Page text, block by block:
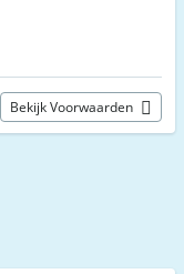
Bekijk Voorwaarden